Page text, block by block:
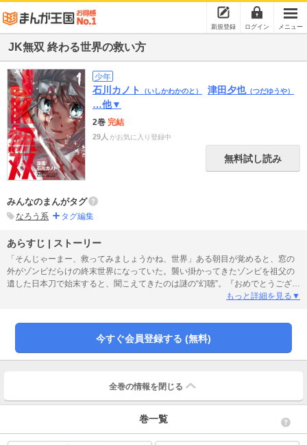
新規登録 ログイン メニュー
JK無双 終わる世界の救い方
少年
石川カノト （いしかわかのと） 津田夕也（つだゆうや）
…他▼
2巻 完結
29人 がお気に入り登録中
無料試し読み
みんなのまんがタグ
なろう系 タグ編集
あらすじ | ストーリー
「そんじゃーまー、救ってみましょうかね、世界」ある朝目が覚めると、窓の
外がゾンビだらけの終末世界になっていた。襲い掛かってきたゾンビを祖父の
遺した日本刀で始末すると、聞こえてきたのは謎の“幻聴”。『おめでとうござい
ます！あなたのレベルが上がりました！』まるでＲＰＧのようなその声に従
もっと詳細を見る▼
今すぐ会員登録する (無料)
全巻の情報を 閉じる
巻一覧